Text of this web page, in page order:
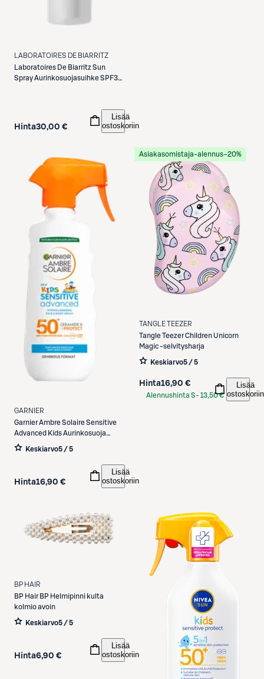
LABORATOIRES DE BIARRITZ
Laboratoires De Biarritz Sun
Spray Aurinkosuojasuihke SPF30
Hinta30,00 €
Lisää
ostoskoriin
GARNIER
GarnierAmbre Solaire Sensitive
Advanced Kids Aurinkosuoja
herkälle iholle 270ml
Keskiarvo5 / 5
Hinta16,90 €
Lisää
ostoskoriin
Asiakasomistaja-alennus−20%
TANGLE TEEZER
Tangle TeezerChildren Unicorn
Magic -selvitysharja
Keskiarvo5 / 5
Hinta16,90 €
Alennushinta S-13,50 €
Lisää
ostoskoriin
BP HAIR
BP Hair BP Helmipinni kulta
kolmio avoin
Keskiarvo5 / 5
Hinta6,90 €
Lisää
ostoskoriin